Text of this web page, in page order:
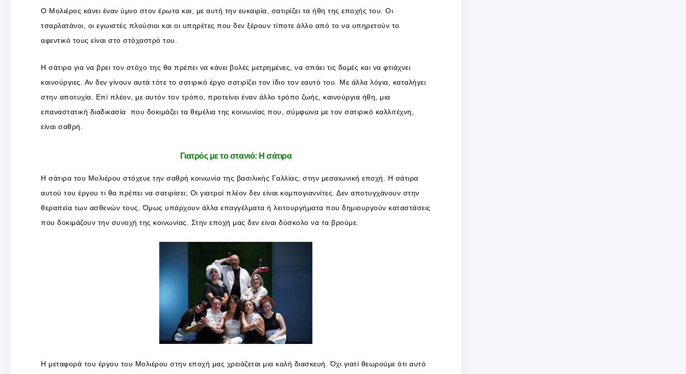
Ο Μολιέρος κάνει έναν ύμνο στον έρωτα και, με αυτή την ευκαιρία, σατιρίζει τα ήθη της εποχής του. Οι
τσαρλατάνοι, οι εγωιστές πλούσιοι και οι υπηρέτες που δεν ξέρουν τίποτε άλλο από το να υπηρετούν το
αφεντικό τους είναι στο στόχαστρό του.
Η σάτιρα για να βρει τον στόχο της θα πρέπει να κάνει βολές μετρημένες, να σπάει τις δομές και να φτιάχνει
καινούργιες. Αν δεν γίνουν αυτά τότε το σατιρικό έργο σατιρίζει τον ίδιο τον εαυτό του. Με άλλα λόγια, καταλήγει
στην αποτυχία. Επί πλέον, με αυτόν τον τρόπο, προτείνει έναν άλλο τρόπο ζωής, καινούργια ήθη, μια
επαναστατική διαδικασία που δοκιμάζει τα θεμέλια της κοινωνίας που, σύμφωνα με τον σατιρικό καλλιτέχνη,
είναι σαθρή.
Γιατρός με το στανιό: Η σάτιρα
Η σάτιρα του Μολιέρου στόχευε την σαθρή κοινωνία της βασιλικής Γαλλίας, στην μεσαιωνική εποχή. Η σάτιρα
αυτού του έργου τι θα πρέπει να σατιρίσει; Οι γιατροί πλέον δεν είναι κομπογιαννίτες. Δεν αποτυγχάνουν στην
θεραπεία των ασθενών τους. Όμως υπάρχουν άλλα επαγγέλματα ή λειτουργήματα που δημιουργούν καταστάσεις
που δοκιμάζουν την συνοχή της κοινωνίας. Στην εποχή μας δεν είναι δύσκολο να τα βρούμε.
Η μεταφορά του έργου του Μολιέρου στην εποχή μας χρειάζεται μια καλή διασκευή. Όχι γιατί θεωρούμε ότι αυτό